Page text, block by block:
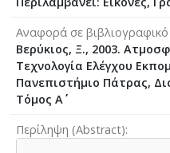
Αναφορά σε
Βερύκιος, Ξ., 2003.
Τεχνολογία Ελέγχου
Πανεπιστήμιο Πάτρας,
Τόμος Α΄΄
Περίληψη (Abstract)